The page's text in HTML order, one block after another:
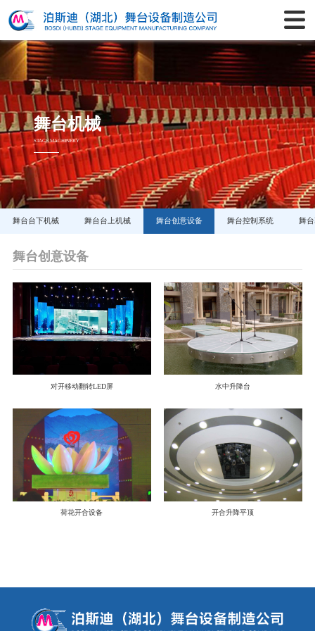
舞台机械
STAGE MACHINERY
舞台台下机械 舞台台上机械 舞台创意设备 舞台控制系统 舞
舞台创意设备
对开移动翻转LED屏 水中升降台
荷花开合设备 开合升降平顶